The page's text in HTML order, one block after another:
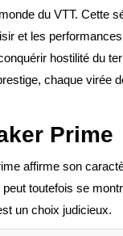
du VTT. Cette
et les
hostilité du
chaque virée
Prime
affirme son
toutefois se
un choix judicieux.